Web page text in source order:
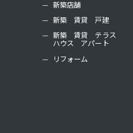
新築店舗
新築 賃貸 戸建
新築 賃貸 テラス
ハウス アパート
リフォーム